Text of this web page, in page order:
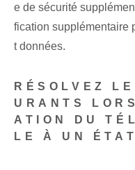
e de sécurité
fication supplémentaire
t données.
RÉSOLVEZ
URANTS
ATION DU
LE À UN